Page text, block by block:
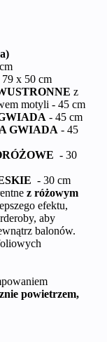
79 x 50 cm
z
motyli - 45 cm
- 45 cm
GWIADA - 45
- 30
- 30 cm
z różowym
efektu,
aby
balonów.
powietrzem,